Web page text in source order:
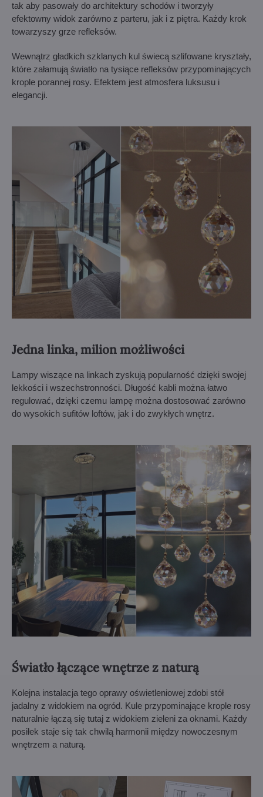
tak aby pasowały do architektury schodów i tworzyły
efektowny widok zarówno z parteru, jak i z piętra. Każdy krok
towarzyszy grze refleksów.
Wewnątrz gładkich szklanych kul świecą szlifowane kryształy,
które załamują światło na tysiące refleksów przypominających
krople porannej rosy. Efektem jest atmosfera luksusu i
elegancji.
Jedna linka, milion możliwości
Lampy wiszące na linkach zyskują popularność dzięki swojej
lekkości i wszechstronności. Długość kabli można łatwo
regulować, dzięki czemu lampę można dostosować zarówno
do wysokich sufitów loftów, jak i do zwykłych wnętrz.
Światło łączące wnętrze z naturą
Kolejna instalacja tego oprawy oświetleniowej zdobi stół
jadalny z widokiem na ogród. Kule przypominające krople rosy
naturalnie łączą się tutaj z widokiem zieleni za oknami. Każdy
posiłek staje się tak chwilą harmonii między nowoczesnym
wnętrzem a naturą.